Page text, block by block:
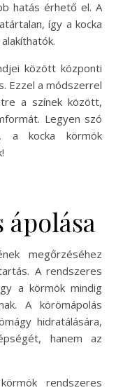
hatás érhető el. A
így a kocka
között központi
Ezzel a módszerrel
a színek között,
Legyen szó
a kocka körmök
ápolása
megőrzéséhez
A rendszeres
a körmök mindig
A körömápolás
hidratálására,
hanem az
rendszeres